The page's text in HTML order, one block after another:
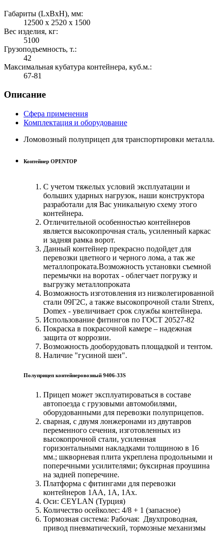
Габариты (LхBхH), мм:
12500 х 2520 х 1500
Вес изделия, кг:
5100
Грузоподъемность, т.:
42
Максимальная кубатура контейнера, куб.м.:
67-81
Описание
Сфера применения
Комплектация и оборудование
Ломовозный полуприцеп для транспортировки металла.
Контейнер OPENTOP
С учетом тяжелых условий эксплуатации и
больших ударных нагрузок, наши конструктора
разработали для Вас уникальную схему этого
контейнера.
Отличительной особенностью контейнеров
является высокопрочная сталь, усиленный каркас
и задняя рамка ворот.
Данный контейнер прекрасно подойдет для
перевозки цветного и черного лома, а так же
металлопроката.Возможность установки съемной
перемычки на воротах - облегчает погрузку и
выгрузку металлопроката
Возможность изготовления из низколегированной
стали 09Г2С, а также высокопрочной стали Strenx,
Domex - увеличивает срок службы контейнера.
Использование фитингов по ГОСТ 20527-82
Покраска в покрасочной камере – надежная
защита от коррозии.
Возможность дооборудовать площадкой и тентом.
Наличие "гусиной шеи".
Полуприцеп контейнеровозный 9406-33S
Прицеп может эксплуатироваться в составе
автопоезда с грузовыми автомобилями,
оборудованными для перевозки полуприцепов.
сварная, с двумя лонжеронами из двутавров
переменного сечения, изготовленных из
высокопрочной стали, усиленная
горизонтальными накладками толщиною в 16
мм.; шкворневая плита укреплена продольными и
поперечными усилителями; буксирная проушина
на задней поперечине.
Платформа с фитингами для перевозки
контейнеров 1АА, 1А, 1Ах.
Оси: CEYLAN (Турция)
Количество осейколес: 4/8 + 1 (запасное)
Тормозная система: Рабочая: Двухпроводная,
привод пневматический, тормозные механизмы